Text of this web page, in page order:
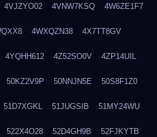
4VJZYO02 4VNW7KSQ 4W6ZE1F7
4WXQZN38 4X7TT8GV
4YQHH612 4Z52SO0V 4ZP14UIL
50KZ2V9P 50NNJN5E 50S8F1Z0
51D7XGKL 51JUGSIB 51MY24WU
522X4O28 52D4GH9B 52FJKYTB